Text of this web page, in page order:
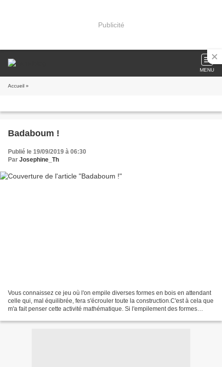
Publicité
MENU
Accueil »
Badaboum !
Publié le 19/09/2019 à 06:30
Par Josephine_Th
Vous connaissez ce jeu où l'on empile diverses formes en bois en attendant
celle qui, mal équilibrée, fera s'écrouler toute la construction.C'est à cela que
m'a fait penser cette activité mathématique. Si l'empilement des formes